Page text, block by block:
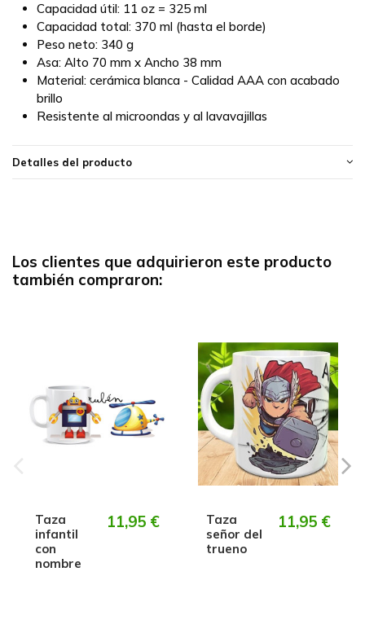
Capacidad útil: 11 oz = 325 ml
Capacidad total: 370 ml (hasta el borde)
Peso neto: 340 g
Asa: Alto 70 mm x Ancho 38 mm
Material: cerámica blanca - Calidad AAA con acabado
brillo
Resistente al microondas y al lavavajillas
Detalles del producto
Los clientes que adquirieron este producto
también compraron:
Taza
infantil
con
nombre
11,95 €
Taza
señor del
trueno
11,95 €